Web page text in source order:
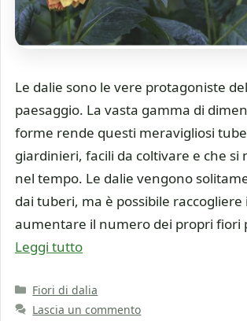
Le dalie sono le vere protagoniste
paesaggio. La vasta gamma di
forme rende questi meravigliosi
giardinieri, facili da coltivare e che si
nel tempo. Le dalie vengono
dai tuberi, ma è possibile raccogliere
aumentare il numero dei propri fiori
Leggi tutto
Categorie
Fiori di dalia
Lascia un commento